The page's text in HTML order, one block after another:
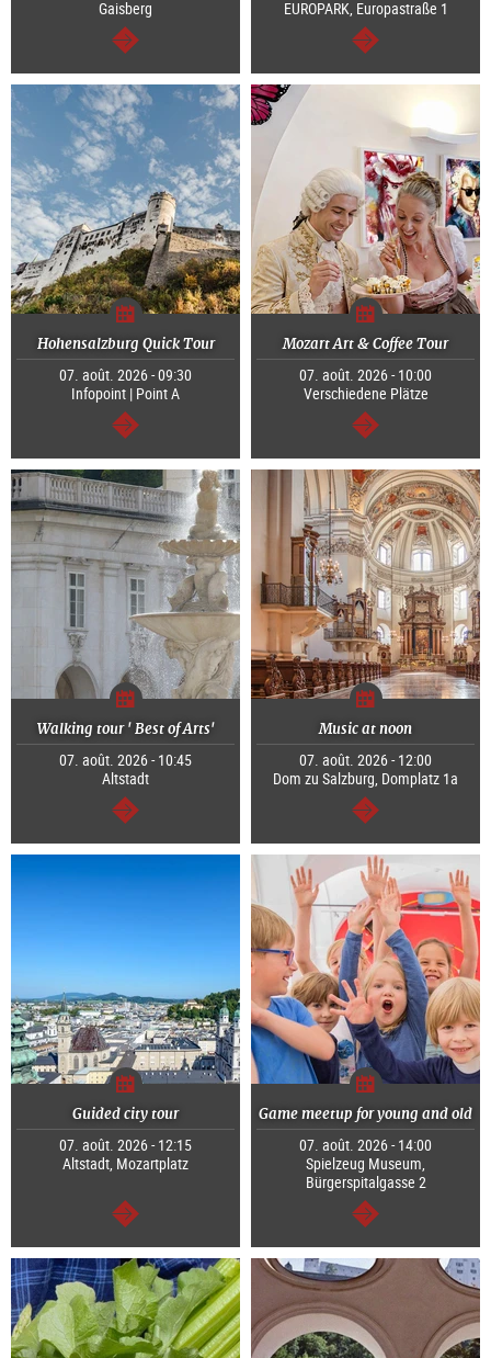
Gaisberg
Continuer
EUROPARK, Europastraße 1
Continuer
Hohensalzburg Quick Tour
07. août. 2026 - 09:30
Infopoint | Point A
Continuer
Mozart Art & Coffee Tour
07. août. 2026 - 10:00
Verschiedene Plätze
Continuer
Walking tour ' Best of Arts'
07. août. 2026 - 10:45
Altstadt
Continuer
Music at noon
07. août. 2026 - 12:00
Dom zu Salzburg, Domplatz 1a
Continuer
Guided city tour
07. août. 2026 - 12:15
Altstadt, Mozartplatz
Continuer
Game meetup for young and old
07. août. 2026 - 14:00
Spielzeug Museum,
Bürgerspitalgasse 2
Continuer